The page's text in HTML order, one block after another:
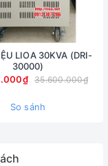
LIOA 30KVA (DRI-
30000)
35.600.000₫
So sánh